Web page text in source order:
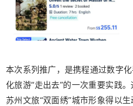
本次系列推广，是携程通过数字
化旅游“走出去”的一次重要实践
苏州文旅“双面绣”城市形象得以